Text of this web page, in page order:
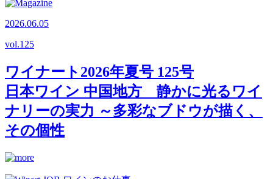
2026.06.05
vol.125
ワイナート2026年夏号 125号
日本ワイン 中国地方 静かに光るワイ
ナリーの実力 ～多彩なブドウが描く、
その個性